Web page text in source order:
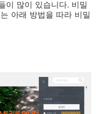
이 많이 있습니다. 비밀
아래 방법을 따라 비밀